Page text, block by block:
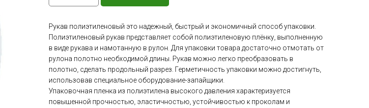
Рукав полиэтиленовый это надежный, быстрый и экономичный способ упаковки.
Полиэтиленовый рукав представляет собой полиэтиленовую плёнку, выполненную
в виде рукава и намотанную в рулон. Для упаковки товара достаточно отмотать от
рулона полотно необходимой длины. Рукав можно легко преобразовать в
полотно, сделать продольный разрез. Герметичность упаковки можно достигнуть,
использовав специальное оборудование-запайщики.
Упаковочная пленка из полиэтилена высокого давления характеризуется
повышенной прочностью, эластичностью, устойчивостью к проколам и